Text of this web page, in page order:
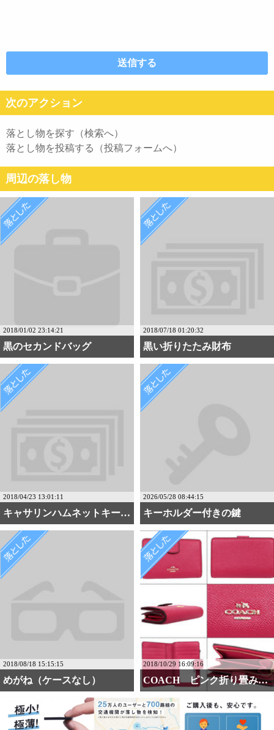
次のアクション
落とし物を探す（検索へ）
落とし物を投稿する（投稿フォームへ）
周辺の落し物
2018/01/02 23:14:21
黒のセカンドバッグ
2018/07/18 01:20:32
黒い折りたたみ財布
2018/04/23 13:01:11
キャサリンハムネットキー・・・
2026/05/28 08:44:15
キーホルダー付きの鍵
2018/08/18 15:15:15
めがね（ケースなし）
2018/10/29 16:09:16
COACH ピンク折り畳み財布